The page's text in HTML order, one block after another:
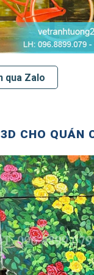
qua Zalo
CHO QUÁN